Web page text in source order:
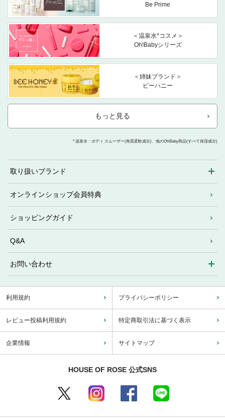
Be Prime
＜温泉水*コスメ＞
Oh!Babyシリーズ
＜姉妹ブランド＞
ビーハニー
もっと見る
* 温泉水：ボディ スムーザー(角質柔軟成分)、他のOh!Baby商品(すべて保湿成分)
取り扱いブランド
オンラインショップ会員特典
ショッピングガイド
Q&A
お問い合わせ
利用規約 プライバシーポリシー
レビュー投稿利用規約 特定商取引法に基づく表示
企業情報 サイトマップ
HOUSE OF ROSE 公式SNS